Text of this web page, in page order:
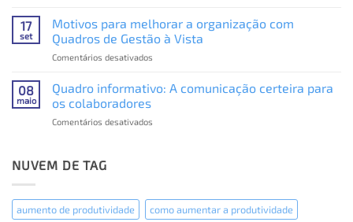
da
comunicação
visual
de
17
set
Motivos para melhorar a organização com
Quadros de Gestão à Vista
Comentários desativados
melhorar
08
maio
Quadro informativo: A comunicação certeira para
os colaboradores
Comentários desativados
para
os
NUVEM DE TAG
aumento de produtividade
como aumentar a produtividade